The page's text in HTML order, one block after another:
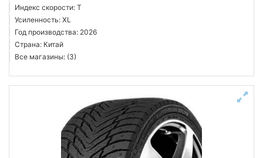
Индекс скорости: T
Усиленность: XL
Год производства: 2026
Страна: Китай
Все магазины: (3)